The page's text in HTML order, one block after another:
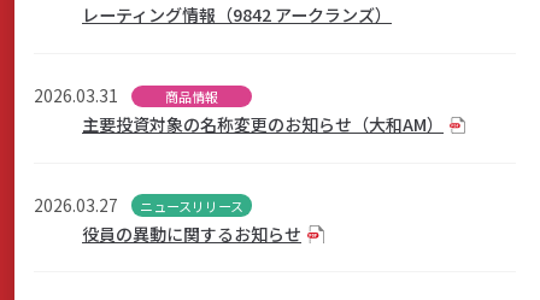
レーティング情報（9842 アークランズ）
2026.03.31 商品情報
主要投資対象の名称変更のお知らせ（大和AM）
2026.03.27 ニュースリリース
役員の異動に関するお知らせ